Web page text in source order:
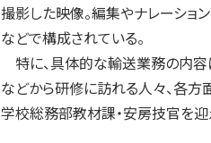
撮影した映像。編集やナレーショ
などで構成されている。
特に、具体的な輸送業務の内容
などから研修に訪れる人々、各方
学校総務部教材課・安房技官を迎